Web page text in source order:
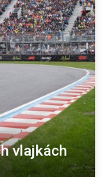
vlajkách